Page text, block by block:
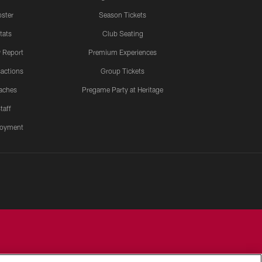
Report
Season Tickets
Club Seating
Premium Experiences
Group Tickets
Pregame Party at Heritage